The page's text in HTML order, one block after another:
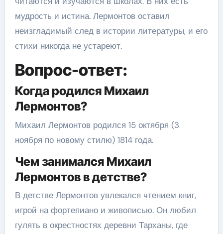
мудрость и истина. Лермонтов оставил
неизгладимый след в истории литературы, и его
стихи никогда не устареют.
Вопрос-ответ:
Когда родился Михаил
Лермонтов?
Михаил Лермонтов родился 15 октября (3
ноября по новому стилю) 1814 года.
Чем занимался Михаил
Лермонтов в детстве?
В детстве Лермонтов увлекался чтением книг,
игрой на фортепиано и живописью. Он любил
гулять в окрестностях деревни Тарханы, где